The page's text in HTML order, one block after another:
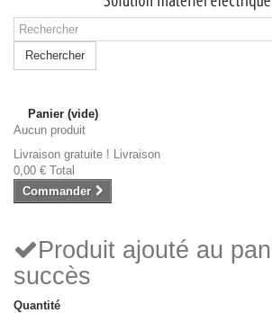
Rechercher
Panier (vide)
Aucun produit
Livraison gratuite ! Livraison
0,00 € Total
Commander
Produit ajouté au
succès
Quantité